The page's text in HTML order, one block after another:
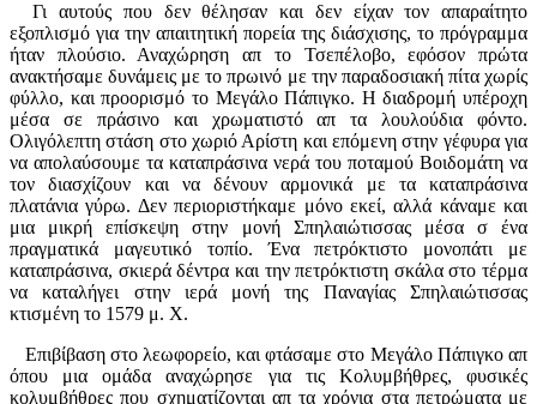
Γι αυτούς που δεν θέλησαν και δεν είχαν τον απαραίτητο
εξοπλισμό για την απαιτητική πορεία της διάσχισης, το πρόγραμμα
ήταν πλούσιο. Αναχώρηση απ το Τσεπέλοβο, εφόσον πρώτα
ανακτήσαμε δυνάμεις με το πρωινό με την παραδοσιακή πίτα χωρίς
φύλλο, και προορισμό το Μεγάλο Πάπιγκο. Η διαδρομή υπέροχη
μέσα σε πράσινο και χρωματιστό απ τα λουλούδια φόντο.
Ολιγόλεπτη στάση στο χωριό Αρίστη και επόμενη στην γέφυρα για
να απολαύσουμε τα καταπράσινα νερά του ποταμού Βοιδομάτη να
τον διασχίζουν και να δένουν αρμονικά με τα καταπράσινα
πλατάνια γύρω. Δεν περιοριστήκαμε μόνο εκεί, αλλά κάναμε και
μια μικρή επίσκεψη στην μονή Σπηλαιώτισσας μέσα σ ένα
πραγματικά μαγευτικό τοπίο. Ένα πετρόκτιστο μονοπάτι με
καταπράσινα, σκιερά δέντρα και την πετρόκτιστη σκάλα στο τέρμα
να καταλήγει στην ιερά μονή της Παναγίας Σπηλαιώτισσας
κτισμένη το 1579 μ. Χ.
Επιβίβαση στο λεωφορείο, και φτάσαμε στο Μεγάλο Πάπιγκο απ
όπου μια ομάδα αναχώρησε για τις Κολυμβήθρες, φυσικές
κολυμβήθρες που σχηματίζονται απ τα χρόνια στα πετρώματα με